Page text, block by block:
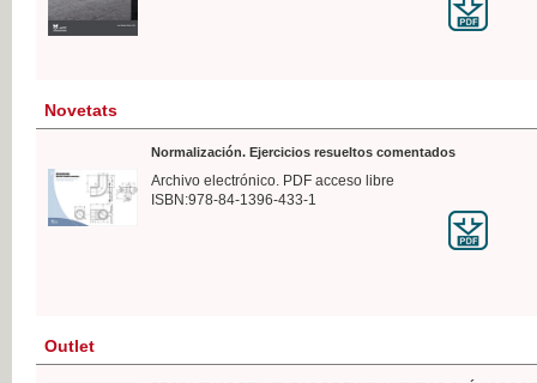
Novetats
Normalización. Ejercicios resueltos comentados
Archivo electrónico. PDF acceso libre
ISBN:978-84-1396-433-1
Outlet